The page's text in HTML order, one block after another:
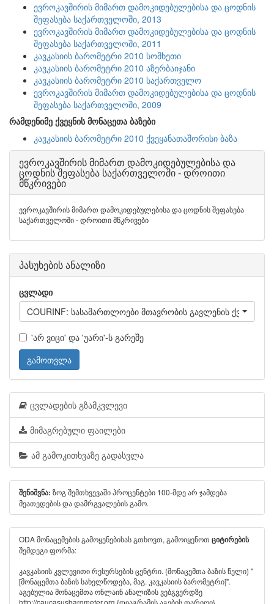
ევროკავშირის მიმართ დამოკიდებულებისა და ცოდნის
შეფასება საქართველოში, 2013
ევროკავშირის მიმართ დამოკიდებულებისა და ცოდნის
შეფასება საქართველოში, 2011
კავკასიის ბარომეტრი 2010 სომხეთი
კავკასიის ბარომეტრი 2010 აზერბაიჯანი
კავკასიის ბარომეტრი 2010 საქართველო
ევროკავშირის მიმართ დამოკიდებულებისა და ცოდნის
შეფასება საქართველოში, 2009
რამდენიმე ქვეყნის მონაცეთა ბაზები
კავკასიის ბარომეტრი 2010 ქვეყანათაშორისი ბაზა
ევროკავშირის მიმართ დამოკიდებულებისა და
ცოდნის შეფასება საქართველოში - დროითი
მწკრივები
ევროკავშირის მიმართ დამოკიდებულებისა და ცოდნის შეფასება
საქართველოში - დროითი მწკრივები
პასუხების ანალიზი
ცვლადი
COURINF: სასამართლოები მთავრობის გავლენის ქვეშ
'არ ვიცი' და 'უარი'-ს გარეშე
გამოთვლა
ცვლადების გზამკვლევი
მიმაგრებული ფაილები
ამ გამოკითხვაზე გადასვლა
შენიშვნა: ზოგ შემთხვევაში პროცენტები 100-მდე არ ჯამდება
მეათედების და დამრგვალების გამო.
ODA მონაცემების გამოყენებისას გთხოვთ, გამოიყენოთ ციტირების
შემდეგი ფორმა:
კავკასიის კვლევითი რესურსების ცენტრი. (მონაცემთა ბაზის წელი) "
[მონაცემთა ბაზის სახელწოდება, მაგ. კავკასიის ბარომეტრი]".
აგებულია მონაცემთა ონლაინ ანალიზის ვებგვერდზე
http://caucasusbarometer.org {დიაგრამის აგების თარიღი}.